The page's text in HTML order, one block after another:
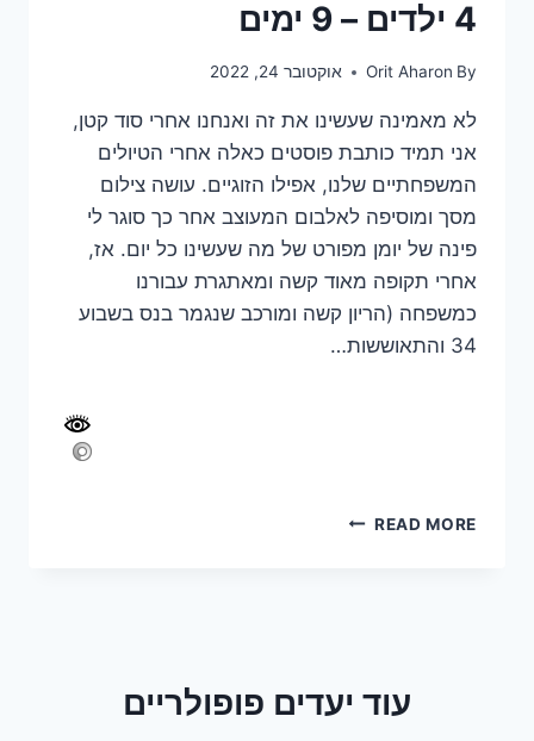
4 ילדים – 9 ימים
By
Orit Aharon אוקטובר 24, 2022
לא מאמינה שעשינו את זה ואנחנו אחרי סוד קטן,
אני תמיד כותבת פוסטים כאלה אחרי הטיולים
המשפחתיים שלנו, אפילו הזוגיים. עושה צילום
מסך ומוסיפה לאלבום המעוצב אחר כך סוגר לי
פינה של יומן מפורט של מה שעשינו כל יום. אז,
אחרי תקופה מאוד קשה ומאתגרת עבורנו
כמשפחה (הריון קשה ומורכב שנגמר בנס בשבוע
34 והתאוששות…
READ MOREמסלול
ילדים
–
עוד יעדים פופולריים